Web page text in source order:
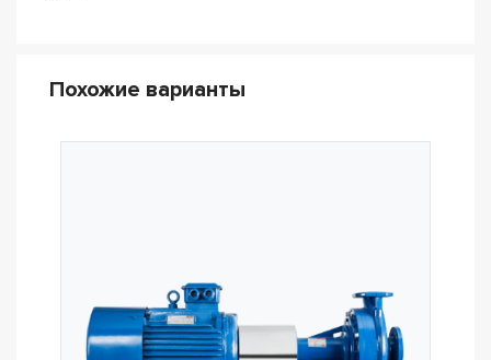
Похожие варианты